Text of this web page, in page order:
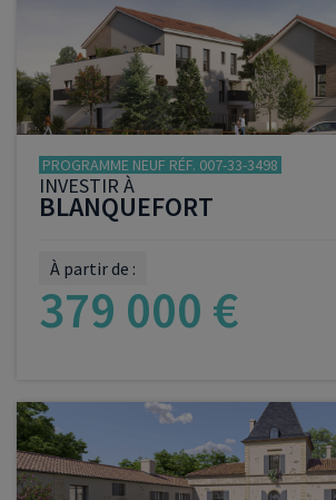
PROGRAMME NEUF RÉF. 007-33-3498
INVESTIR À
BLANQUEFORT
À partir de :
379 000 €
VOIR LE PROGRAMME